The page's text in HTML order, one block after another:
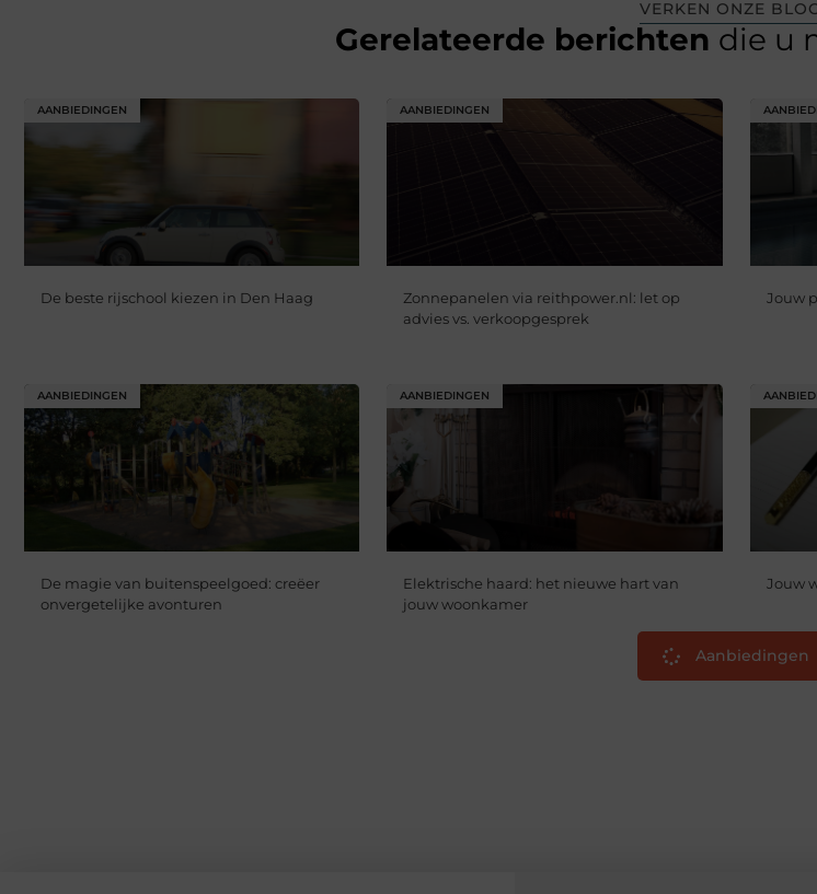
VERKEN ONZE
Gerelateerde berichten die u
AANBIEDINGEN
De beste rijschool kiezen in Den Haag
AANBIEDINGEN
Zonnepanelen via reithpower.nl: let op
advies vs. verkoopgesprek
Jouw
AANBIEDINGEN
De magie van buitenspeelgoed: creëer
onvergetelijke avonturen
AANBIEDINGEN
Elektrische haard: het nieuwe hart van
jouw woonkamer
Jouw
Aanbiedingen